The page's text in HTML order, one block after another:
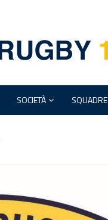
SOCIETÀ SQUADRE